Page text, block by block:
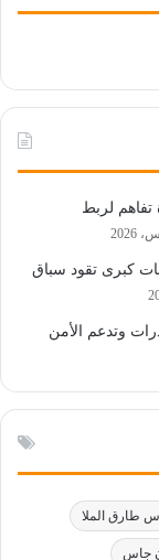
تفاهم لربط
العالمية العاملة في مصر.. 8 كيانات كبرى تقود سباق
والصادرات وتدعم الأمن
طارق الملا
جاس